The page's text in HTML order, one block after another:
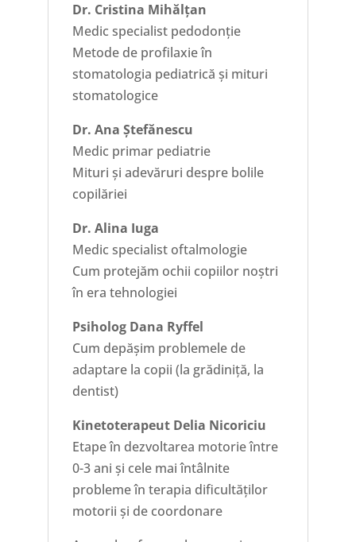
Dr. Cristina Mihălțan
Medic specialist pedodonție
Metode de profilaxie în
stomatologia pediatrică și mituri
stomatologice
Dr. Ana Ștefănescu
Medic primar pediatrie
Mituri și adevăruri despre bolile
copilăriei
Dr. Alina Iuga
Medic specialist oftalmologie
Cum protejăm ochii copiilor noștri
în era tehnologiei
Psiholog Dana Ryffel
Cum depășim problemele de
adaptare la copii (la grădiniță, la
dentist)
Kinetoterapeut Delia Nicoriciu
Etape în dezvoltarea motorie între
0-3 ani și cele mai întâlnite
probleme în terapia dificultăților
motorii și de coordonare